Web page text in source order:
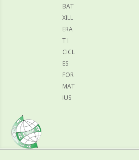
BAT
XILL
ERA
T I
CICL
ES
FOR
MAT
IUS